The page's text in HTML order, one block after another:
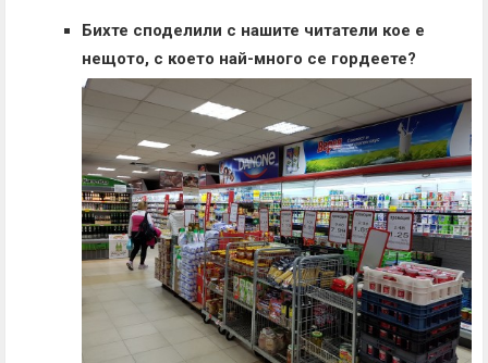
Бихте споделили с нашите читатели кое е
нещото, с което най-много се гордеете?